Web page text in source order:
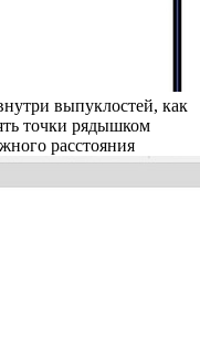
выпуклостей, как
точки рядышком
расстояния